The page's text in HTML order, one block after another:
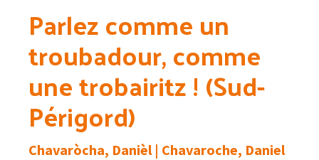
Parlez comme un
troubadour, comme
une trobairitz ! (Sud-
Périgord)
Chavaròcha, Danièl | Chavaroche, Daniel